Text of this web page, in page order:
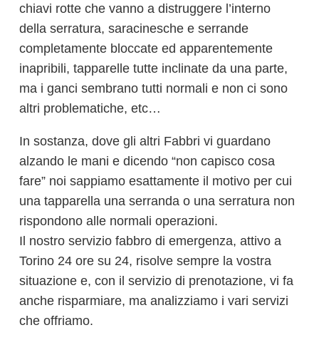
chiavi rotte che vanno a distruggere l’interno
della serratura, saracinesche e serrande
completamente bloccate ed apparentemente
inapribili, tapparelle tutte inclinate da una parte,
ma i ganci sembrano tutti normali e non ci sono
altri problematiche, etc…
In sostanza, dove gli altri Fabbri vi guardano
alzando le mani e dicendo “non capisco cosa
fare” noi sappiamo esattamente il motivo per cui
una tapparella una serranda o una serratura non
rispondono alle normali operazioni.
Il nostro servizio fabbro di emergenza, attivo a
Torino 24 ore su 24, risolve sempre la vostra
situazione e, con il servizio di prenotazione, vi fa
anche risparmiare, ma analizziamo i vari servizi
che offriamo.